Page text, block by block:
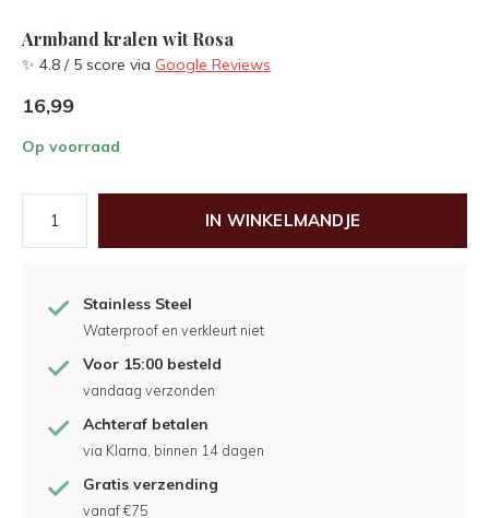
Armband kralen wit Rosa
✨ 4.8 / 5 score via Google Reviews
16,99
Op voorraad
IN WINKELMANDJE
Stainless Steel
Waterproof en verkleurt niet
Voor 15:00 besteld
vandaag verzonden
Achteraf betalen
via Klarna, binnen 14 dagen
Gratis verzending
vanaf €75